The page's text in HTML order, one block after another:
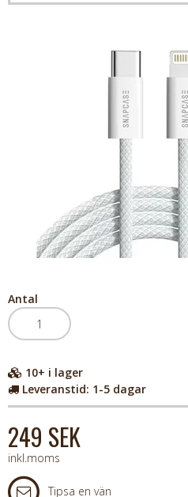
Antal
10+ i lager
Leveranstid: 1-5 dagar
249 SEK
inkl.moms
Tipsa en vän